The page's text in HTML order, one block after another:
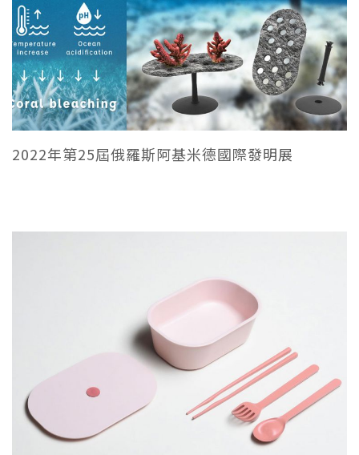
2022年第25屆俄羅斯阿基米德國際發明展